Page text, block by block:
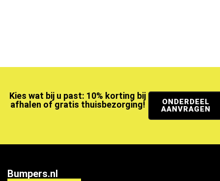
Kies wat bij u past: 10% korting bij
afhalen of gratis thuisbezorging!
ONDERDEEL
AANVRAGEN
Bumpers.nl